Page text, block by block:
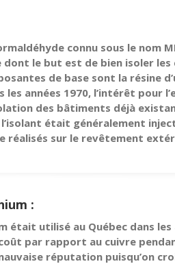
connu sous le nom
dont le but est de bien isoler les
de base sont la résine
les années 1970, l’intérêt pour
des bâtiments déjà
était généralement
réalisés sur le revêtement
:
était utilisé au Québec dans
par rapport au cuivre
réputation puisqu’on